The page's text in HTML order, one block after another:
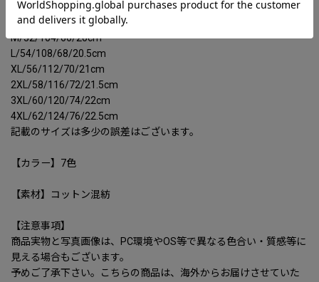
XS/48/96/63/19cm
S/50/100/65/19.5cm
M/52/104/66/20cm
L/54/108/68/20.5cm
XL/56/112/70/21cm
2XL/58/116/72/21.5cm
3XL/60/120/74/22cm
4XL/62/124/76/22.5cm
記載のサイズは多少の誤差はございます。
【カラー】7色
【素材】コットン混紡
【注意事項】
商品実物と写真画像は、PC環境やOS等で異なる色合い・質感等に
見える場合もございます。
予めご了承下さい。こちらの商品は、海外からお届けさせていた